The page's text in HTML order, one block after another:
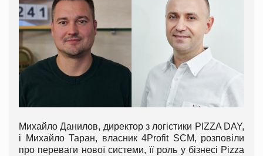
Михайло Данилов, директор з логістики PIZZA DAY,
і Михайло Таран, власник 4Profit SCM, розповіли
про переваги нової системи, її роль у бізнесі Pizza